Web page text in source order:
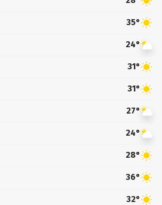
35°
24°
31°
31°
27°
24°
28°
36°
32°